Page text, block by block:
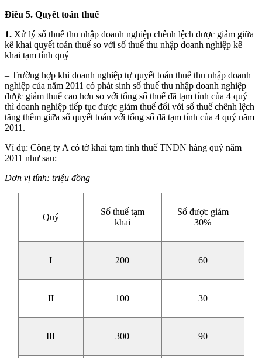
Điều 5. Quyết toán thuế
1. Xử lý số thuế thu nhập doanh nghiệp chênh lệch được giảm giữa
kê khai quyết toán thuế so với số thuế thu nhập doanh nghiệp kê
khai tạm tính quý
– Trường hợp khi doanh nghiệp tự quyết toán thuế thu nhập doanh
nghiệp của năm 2011 có phát sinh số thuế thu nhập doanh nghiệp
được giảm thuế cao hơn so với tổng số thuế đã tạm tính của 4 quý
thì doanh nghiệp tiếp tục được giảm thuế đối với số thuế chênh lệch
tăng thêm giữa số quyết toán với tổng số đã tạm tính của 4 quý năm
2011.
Ví dụ: Công ty A có tờ khai tạm tính thuế TNDN hàng quý năm
2011 như sau:
Đơn vị tính: triệu đồng
Quý
Số thuế tạm
khai
Số được giảm
30%
I 200 60
II 100 30
III 300 90